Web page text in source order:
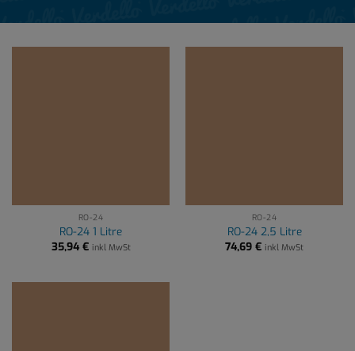
RO-24
RO-24 1 Litre
35,94 € inkl MwSt
RO-24
RO-24 2,5 Litre
74,69 € inkl MwSt